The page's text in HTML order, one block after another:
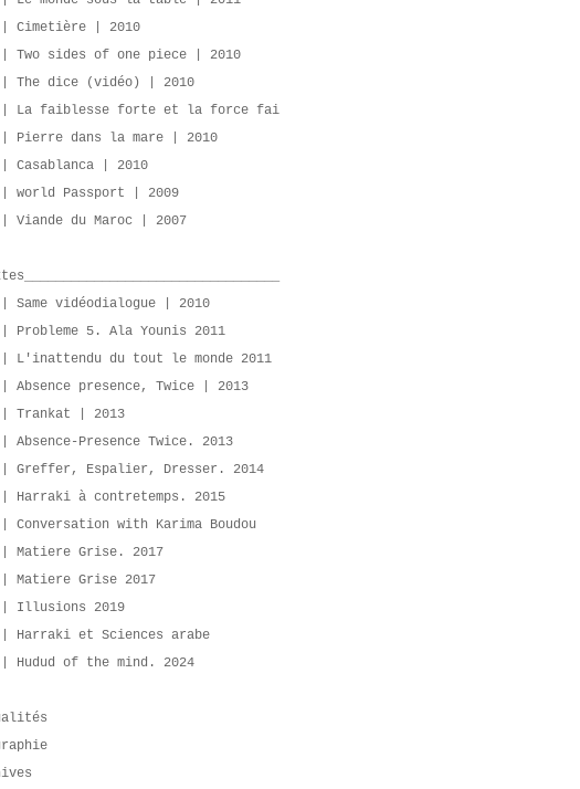
| Cimetière | 2010
| Two sides of one piece | 2010
| The dice (vidéo) | 2010
| La faiblesse forte et la force fai
| Pierre dans la mare | 2010
Casablanca | 2010
| world Passport | 2009
Viande du Maroc | 2007
Same vidéodialogue | 2010
Probleme 5. Ala Younis 2011
| L'inattendu du tout le monde 2011
Absence presence, Twice | 2013
| Trankat | 2013
Absence-Presence Twice. 2013
| Greffer, Espalier, Dresser. 2014
| Harraki à contretemps. 2015
Conversation with Karima Boudou
| Matiere Grise. 2017
| Matiere Grise 2017
| Illusions 2019
| Harraki et Sciences arabe
Hudud of the mind. 2024